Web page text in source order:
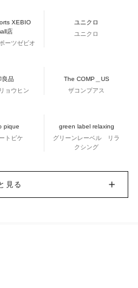
XEBIO
店
ーツゼビオ
ユニクロ
ユニクロ
良品
ョウヒン
The COMP＿US
ザコンプアス
pique
トピケ
green label relaxing
グリーンレーベル リラ
クシング
見る